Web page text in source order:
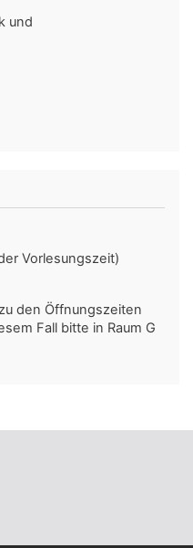
und
Vorlesungszeit)
den Öffnungszeiten
Fall bitte in Raum G